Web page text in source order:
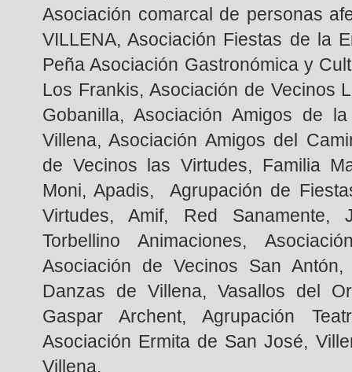
Asociación comarcal de personas
VILLENA, Asociación Fiestas de la
Peña Asociación Gastronómica y
Los Frankis, Asociación de Vecinos
Gobanilla, Asociación Amigos de
Villena, Asociación Amigos del
de Vecinos las Virtudes, Familia
Moni, Apadis, Agrupación de
Virtudes, Amif, Red Sanamente,
Torbellino Animaciones,
Asociación de Vecinos San
Danzas de Villena, Vasallos del
Gaspar Archent, Agrupación
Asociación Ermita de San José,
Villena.